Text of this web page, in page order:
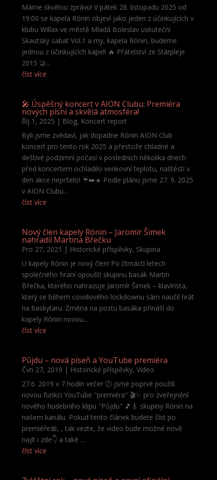
Máme skvělou zprávu! V pátek 28. listopadu 2025 od
19:00 se kapela Rónin objeví jako jeden z účinkujících v
klubu Willax ve městě Mladá Boleslav uskuteční
Skautský sabat Vol.1 a my, kapela Rónin, budeme
jednou z účinkujících kapel! 🔥 Přátelství ze Stárpleje
2015 🤝...
číst více
🎤 Úspěšný koncert v AION Clubu: Premiéra
nových písní a skvělá atmosféra!
Říj 1, 2025 | Blog, Koncert report
Byli jsme zvědaví, jak dopadne Rónin AION Club
koncert pro tento rok 2025 a přestože chladné a
deštivé podzimní počasí v posledních několika dnech
před koncertem ochladilo venkovní teplotu, naštěstí v
den akce nepršelo! ☔➡️☀️ Podle plánu jsme 27. 9. 2025
v AION Clubu...
číst více
Nový člen kapely Rónin – Jaromír Šimek
nahradil Martina Břečku
Pro 27, 2021 | Historické příspěvky, Skupina
U kapely Rónin je nový člen! Po čtrnácti letech
společného hraní opouští skupinu basák Martin
Břečka, kterého nahrazuje Jaromír Šimek – klavírista,
který se během covidového lockdownu sám naučil hrát
na baskytaru. Změna na postu basáka přináší do
kapely Rónin novou...
číst více
Půjdu – nová píseň a YouTube premiéra
Čvn 27, 2019 | Historické příspěvky, Video
27.6. 2019 v 7 hodin večer 🕖 jsme poprvé použili
novou funkci YouTube "premiéra" 🎬✨ pro zveřejnění
nového hudebního klipu "Půjdu" 🎵🎸 skupiny Rónin na
našem kanálu. Pokud tento článek budete číst po
premiéře📅, , tak vezte, že video bude možné nově
najít i zde👇 a také ...
číst více